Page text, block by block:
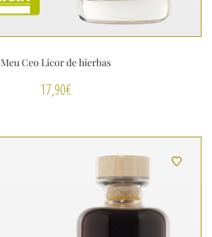
Meu Ceo Licor de hierbas
17,90€